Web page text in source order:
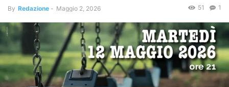
By Redazione - Maggio 2, 2026 1
51